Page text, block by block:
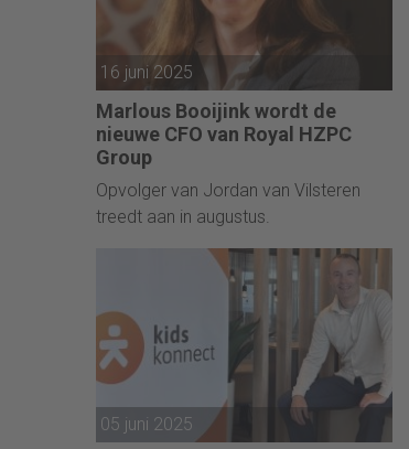
16 juni 2025
Marlous Booijink wordt de
nieuwe CFO van Royal HZPC
Group
Opvolger van Jordan van Vilsteren
treedt aan in augustus.
05 juni 2025